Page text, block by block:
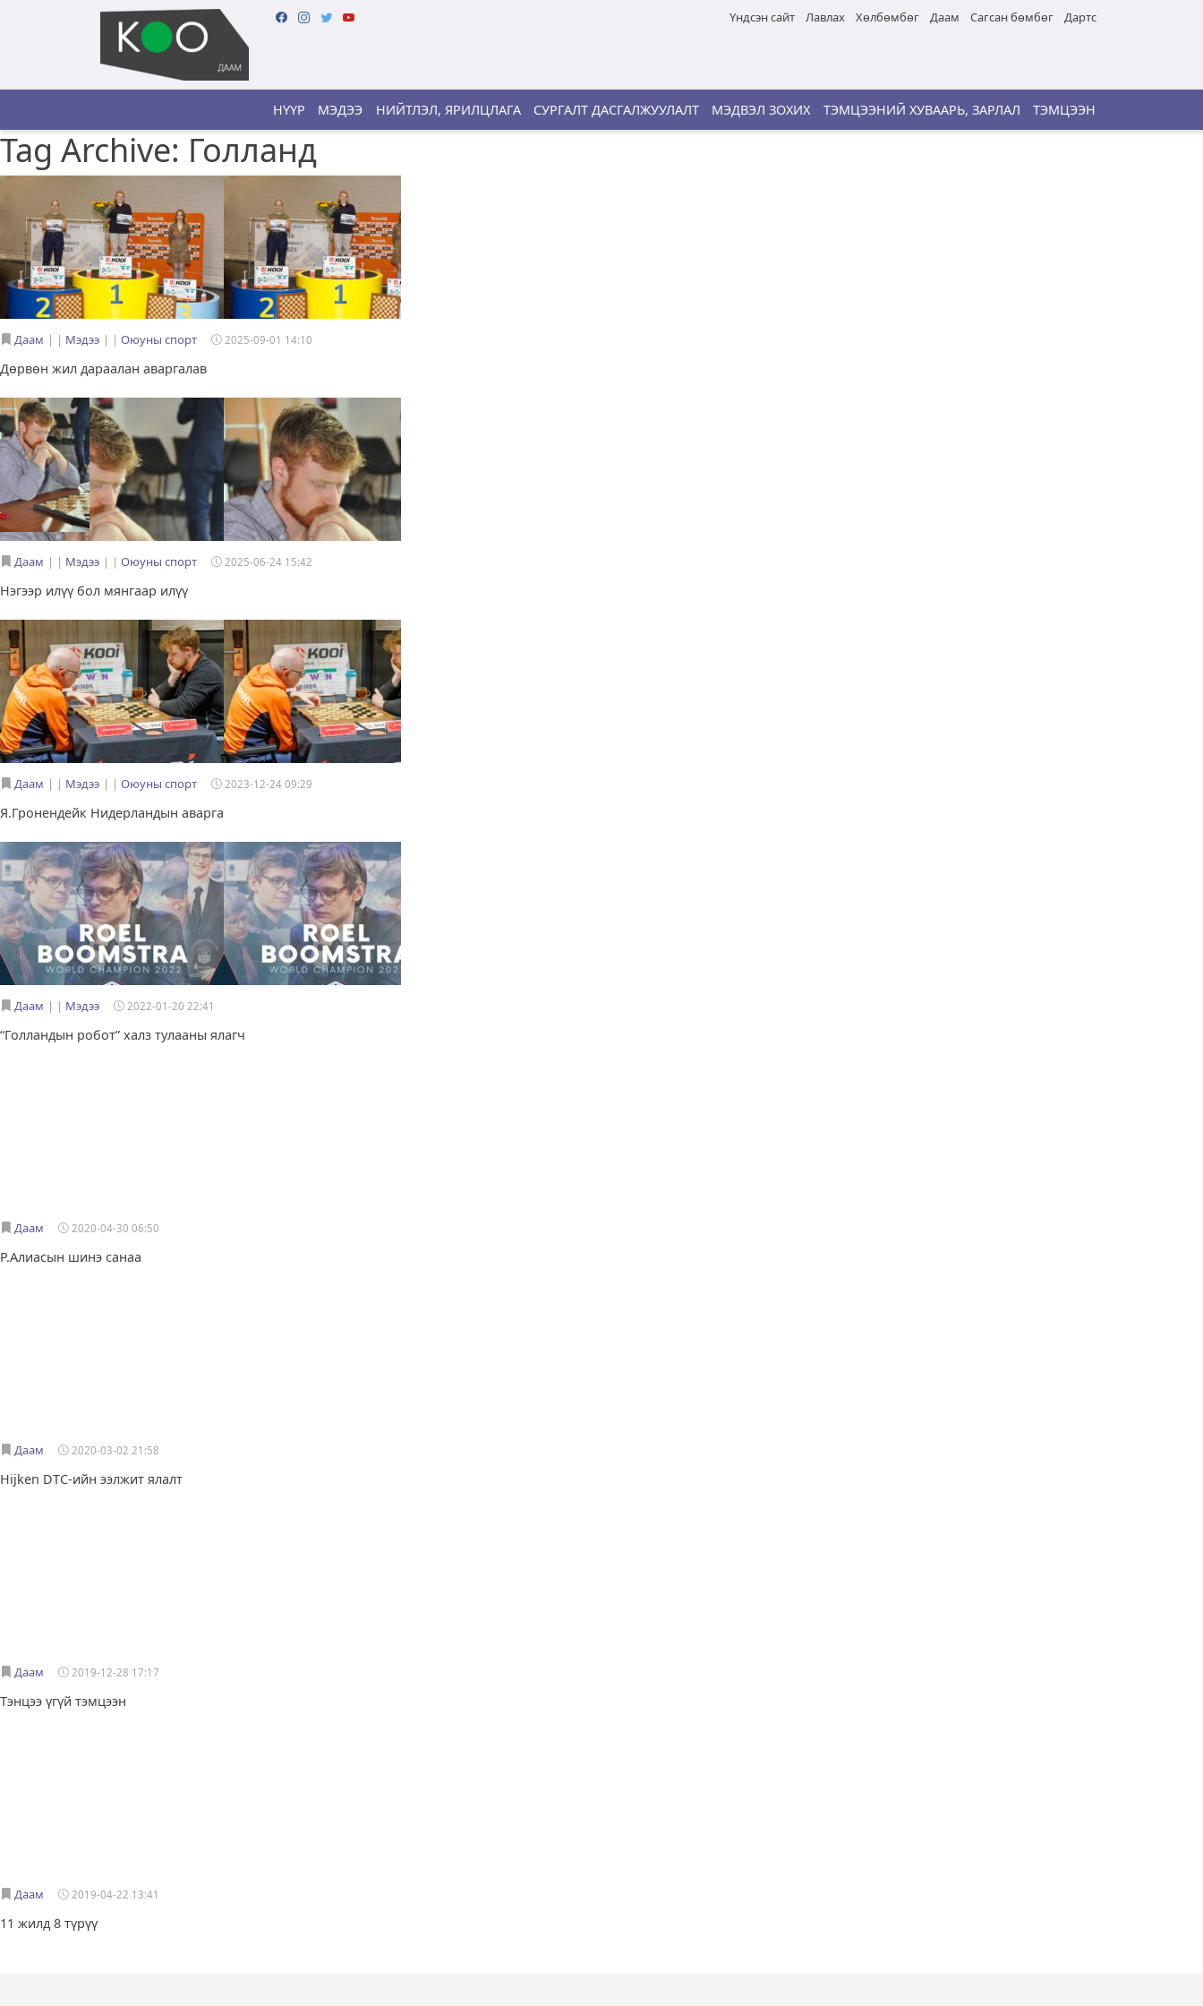
Үндсэн сайт Лавлах Хөлбөмбөг Даам Сагсан бөмбөг Дартс
НҮҮР МЭДЭЭ НИЙТЛЭЛ, ЯРИЛЦЛАГА СУРГАЛТ ДАСГАЛЖУУЛАЛТ МЭДВЭЛ ЗОХИХ ТЭМЦЭЭНИЙ ХУВААРЬ, ЗАРЛАЛ ТЭМЦЭЭН
Tag Archive: Голланд
Даам | Мэдээ | Оюуны спорт 2025-09-01 14:10
Дөрвөн жил дараалан аваргалав
Даам | Мэдээ | Оюуны спорт 2025-06-24 15:42
Нэгээр илүү бол мянгаар илүү
Даам | Мэдээ | Оюуны спорт 2023-12-24 09:29
Я.Гронендейк Нидерландын аварга
Даам | Мэдээ 2022-01-20 22:41
“Голландын робот” халз тулааны ялагч
Даам 2020-04-30 06:50
Р.Алиасын шинэ санаа
Даам 2020-03-02 21:58
Hijken DTC-ийн ээлжит ялалт
Даам 2019-12-28 17:17
Тэнцээ үгүй тэмцээн
Даам 2019-04-22 13:41
11 жилд 8 түрүү